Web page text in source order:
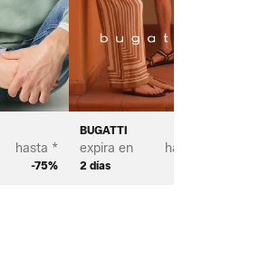
hasta *
-75%
BUGATTI
expira en
2 días
hasta *